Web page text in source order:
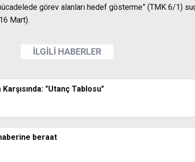
görev alanları hedef gösterme” (TMK 6/1)
Mart).
İLGİLİ HABERLER
"Utanç Tablosu"
haberine beraat